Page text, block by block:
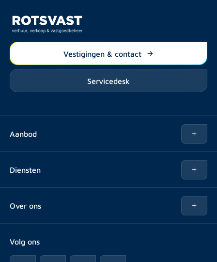
Vestigingen & contact
Servicedesk
Aanbod
Diensten
Vastgoedbeheer
Over ons
Veelgestelde vragen
Volg ons